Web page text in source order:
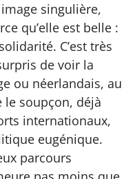
singulière,
qu’elle est belle :
C’est très
de voir la
ou néerlandais, au
le soupçon, déjà
internationaux,
eugénique.
parcours